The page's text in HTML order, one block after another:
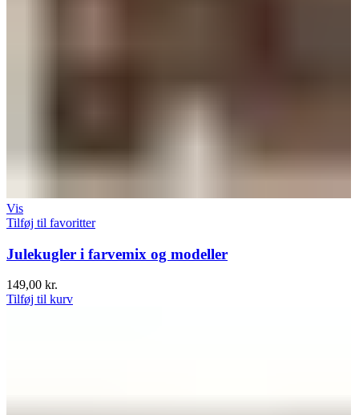
Vis
Tilføj til favoritter
Julekugler i farvemix og modeller
149,00 kr.
Tilføj til kurv